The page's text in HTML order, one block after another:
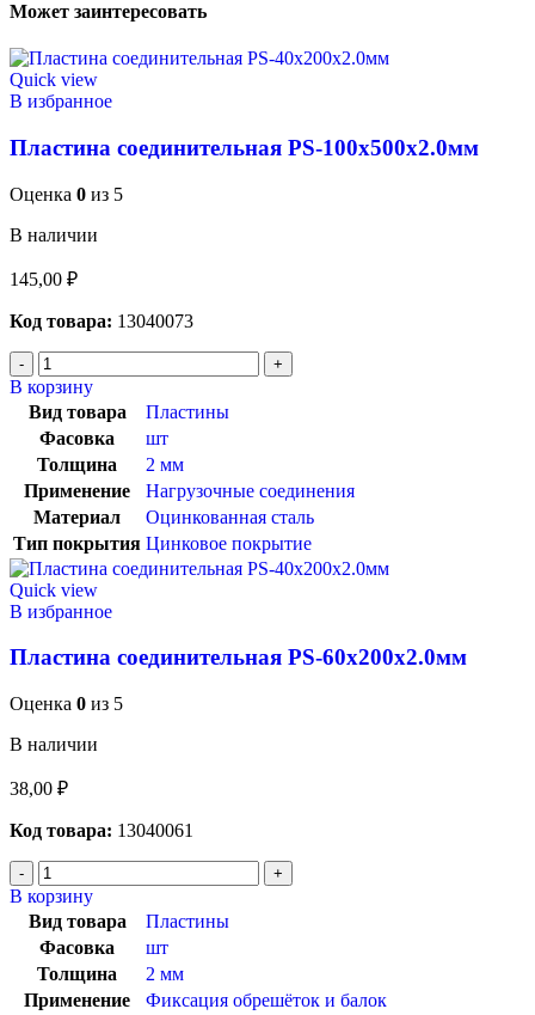
Может заинтересовать
Quick view
В избранное
Пластина соединительная PS-100х500х2.0мм
Оценка 0 из 5
В наличии
145,00 ₽
Код товара: 13040073
В корзину
Вид товара
Пластины
Фасовка
шт
Толщина
2 мм
Применение
Нагрузочные соединения
Материал
Оцинкованная сталь
Тип покрытия Цинковое покрытие
Quick view
В избранное
Пластина соединительная PS-60х200х2.0мм
Оценка 0 из 5
В наличии
38,00 ₽
Код товара: 13040061
В корзину
Вид товара
Пластины
Фасовка
шт
Толщина
2 мм
Применение
Фиксация обрешёток и балок